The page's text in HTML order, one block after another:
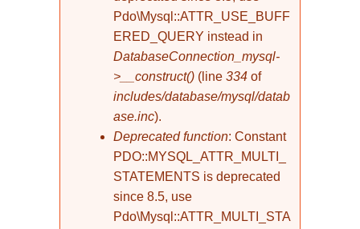
Pdo\Mysql::ATTR_USE_BUFF
ERED_QUERY instead in
DatabaseConnection_mysql-
>__construct() (line 334 of
includes/database/mysql/datab
ase.inc).
Deprecated function: Constant
PDO::MYSQL_ATTR_MULTI_
STATEMENTS is deprecated
since 8.5, use
Pdo\Mysql::ATTR_MULTI_STA